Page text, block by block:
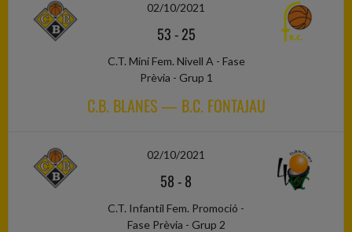
02/10/2021
53-25
C.T. Mini Fem. Nivell A - Fase
Prèvia - Grup 1
C.B. BLANES — B.C. FONTAJAU
02/10/2021
58-8
C.T. Infantil Fem. Promoció -
Fase Prèvia - Grup 2